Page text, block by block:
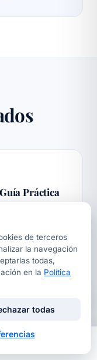
Guía Práctica
en 2026: qué
Optimize,
ejemplos
de terceros
la navegación
todas,
en la Política
todas